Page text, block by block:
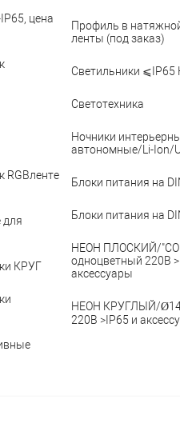
цена
RGBленте
для
КРУГ
Профиль в
ленты (под заказ)
Светильники ⩽IP65
Светотехника
Ночники
автономные/Li-Ion/
Блоки питания на
Блоки питания на
НЕОН ПЛОСКИЙ/
одноцветный 220В
аксессуары
НЕОН КРУГЛЫЙ/
220В >IP65 и